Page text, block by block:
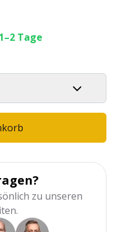
Tage
zu unseren